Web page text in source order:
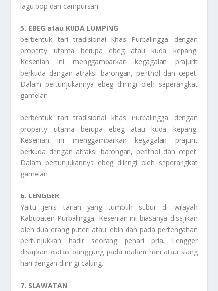
lagu pop dan campursari.
5. EBEG atau KUDA LUMPING
berbentuk tari tradisional khas Purbalingga dengan
property utama berupa ebeg atau kuda kepang.
Kesenian ini menggambarkan kegagalan prajurit
berkuda dengan atraksi barongan, penthol dan cepet.
Dalam pertunjukannya ebeg diiringi oleh seperangkat
gamelan
berbentuk tari tradisional khas Purbalingga dengan
property utama berupa ebeg atau kuda kepang.
Kesenian ini menggambarkan kegagalan prajurit
berkuda dengan atraksi barongan, penthol dan cepet.
Dalam pertunjukannya ebeg diiringi oleh seperangkat
gamelan
6. LENGGER
Yaitu jenis tarian yang tumbuh subur di wilayah
Kabupaten Purbalingga. Kesenian ini biasanya disajikan
oleh dua orang puteri atau lebih dan pada pertengahan
pertunjukkan hadir seorang penari pria. Lengger
disajikan diatas panggung pada malam hari atau siang
hari dengan diiringi calung.
7. SLAWATAN